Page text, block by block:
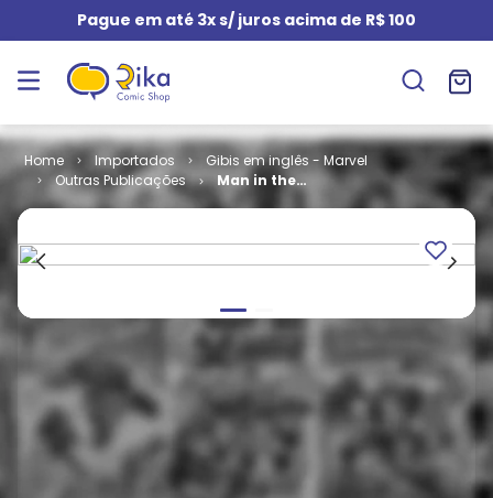
Pague em até 3x s/ juros acima de R$ 100
Importados
Gibis em inglês - Marvel
Outras Publicações
Man in the
Iron Mask # 1